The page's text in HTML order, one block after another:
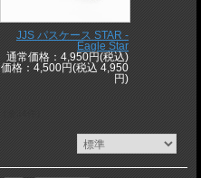
JJS パスケース STAR -
Eagle Star
通常価格：4,950円(税込)
価格：4,500円(税込 4,950
円)